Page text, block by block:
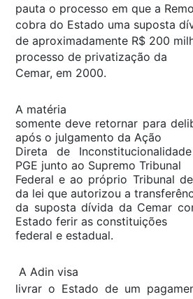
pauta o processo em que a
cobra do Estado uma suposta
de aproximadamente R$ 200
processo de privatização da
Cemar, em 2000.
A matéria
somente deve retornar para
após o julgamento da Ação
Direta de
PGE junto ao Supremo Tribunal
Federal e ao próprio Tribunal
da lei que autorizou a
da suposta dívida da Cemar
Estado ferir as constituições
federal e estadual.
A Adin visa
livrar o Estado de um